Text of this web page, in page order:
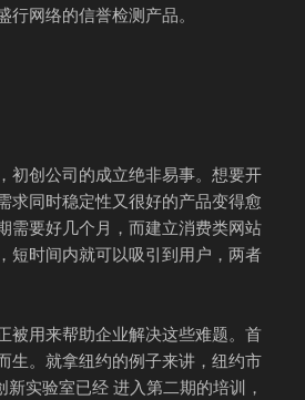
行网络的信誉检测产品。
初创公司的成立绝非易事。想要开
求同时稳定性又很好的产品变得愈
需要好几个月，而建立消费类网站
短时间内就可以吸引到用户，两者
被用来帮助企业解决这些难题。首
生。就拿纽约的例子来讲，纽约市
实验室已经 进入第二期的培训，